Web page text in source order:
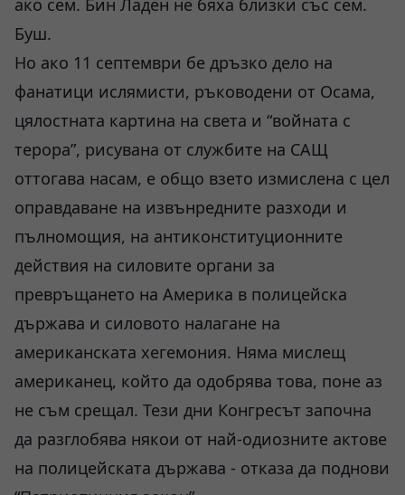
ако сем. Бин Ладен не бяха близки със сем.
Буш.
Но ако 11 септември бе дръзко дело на
фанатици ислямисти, ръководени от Осама,
цялостната картина на света и “войната с
терора”, рисувана от службите на САЩ
оттогава насам, е общо взето измислена с цел
оправдаване на извънредните разходи и
пълномощия, на антиконституционните
действия на силовите органи за
превръщането на Америка в полицейска
държава и силовото налагане на
американската хегемония. Няма мислещ
американец, който да одобрява това, поне аз
не съм срещал. Тези дни Конгресът започна
да разглобява някои от най-одиозните актове
на полицейската държава - отказа да поднови